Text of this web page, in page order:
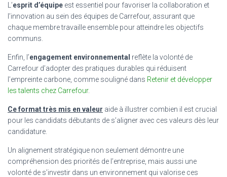
L’esprit d’équipe est essentiel pour favoriser la collaboration et
l’innovation au sein des équipes de Carrefour, assurant que
chaque membre travaille ensemble pour atteindre les objectifs
communs.
Enfin, l’engagement environnemental reflète la volonté de
Carrefour d’adopter des pratiques durables qui réduisent
l’empreinte carbone, comme souligné dans Retenir et développer
les talents chez Carrefour.
Ce format très mis en valeur aide à illustrer combien il est crucial
pour les candidats débutants de s’aligner avec ces valeurs dès leur
candidature.
Un alignement stratégique non seulement démontre une
compréhension des priorités de l’entreprise, mais aussi une
volonté de s’investir dans un environnement qui valorise ces